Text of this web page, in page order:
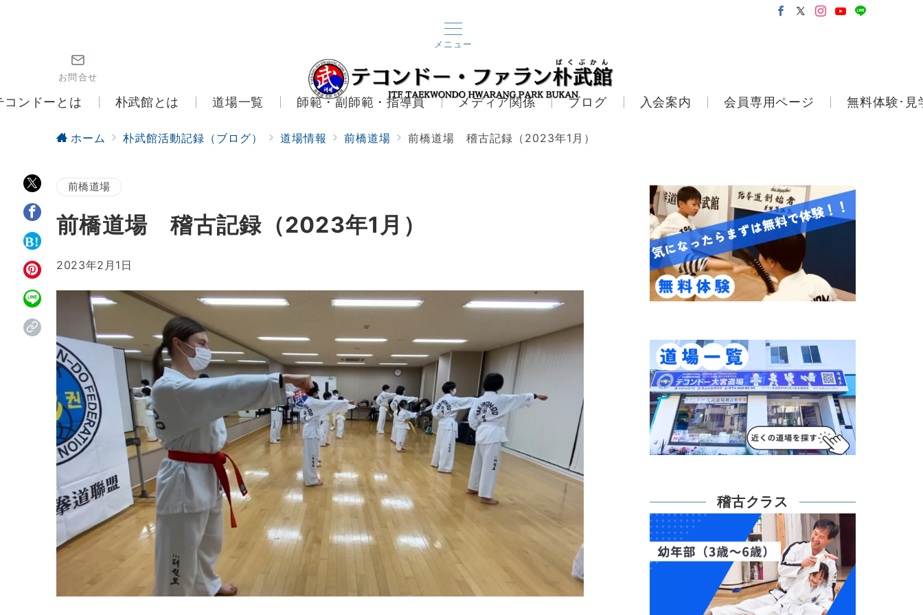
メニュー
お問合せ
コンドーとは 朴武館とは 道場一覧 師範・副師範・指導員 メディア関係 ブログ 入会案内 会員専用ページ 無料体験･見
ホーム 朴武館活動記録（ブログ） 道場情報 前橋道場 前橋道場 稽古記録（2023年1月）
前橋道場
前橋道場 稽古記録（2023年1月）
2023年2月1日
稽古クラス